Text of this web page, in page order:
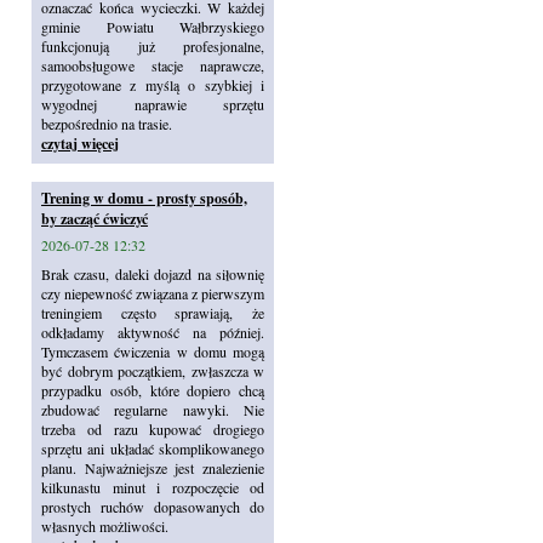
oznaczać końca wycieczki. W każdej
gminie Powiatu Wałbrzyskiego
funkcjonują już profesjonalne,
samoobsługowe stacje naprawcze,
przygotowane z myślą o szybkiej i
wygodnej naprawie sprzętu
bezpośrednio na trasie.
czytaj więcej
Trening w domu - prosty sposób,
by zacząć ćwiczyć
2026-07-28 12:32
Brak czasu, daleki dojazd na siłownię
czy niepewność związana z pierwszym
treningiem często sprawiają, że
odkładamy aktywność na później.
Tymczasem ćwiczenia w domu mogą
być dobrym początkiem, zwłaszcza w
przypadku osób, które dopiero chcą
zbudować regularne nawyki. Nie
trzeba od razu kupować drogiego
sprzętu ani układać skomplikowanego
planu. Najważniejsze jest znalezienie
kilkunastu minut i rozpoczęcie od
prostych ruchów dopasowanych do
własnych możliwości.